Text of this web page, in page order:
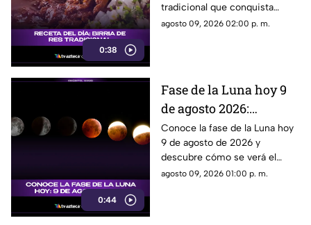
0:38
tradicional que conquista
desde el primer bocado!
agosto 09, 2026 02:00 p. m.
0:44
Fase de la Luna hoy 9
de agosto 2026:
descubre cómo lucirá el
satélite esta noche
Conoce la fase de la Luna hoy
9 de agosto de 2026 y
descubre cómo se verá el
satélite natural durante la
agosto 09, 2026 01:00 p. m.